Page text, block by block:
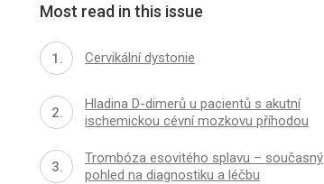
Most read in this issue
Cervikální dystonie
Hladina D-dimerů u pacientů s akutní
ischemickou cévní mozkovu příhodou
Trombóza esovitého splavu – současný
pohled na diagnostiku a léčbu